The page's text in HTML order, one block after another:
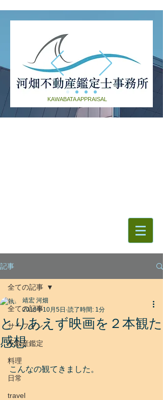
KAWABATA APPRAISAL
記事
全ての記事
サーフィン
不動産鑑定
料理
日常
travel
全ての記事
とりあえず映画を２本観た
感想
靖宏 河畑
2018年10月5日 読了時間: 1分
こんなの観てきました。